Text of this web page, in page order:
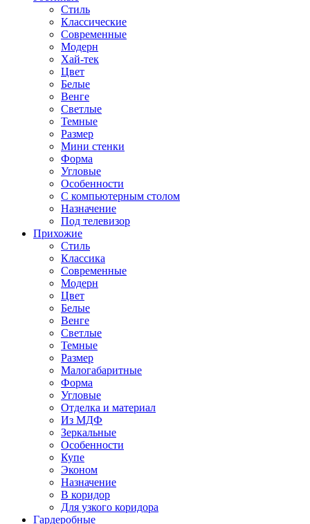
Стиль
Классические
Современные
Модерн
Хай-тек
Цвет
Белые
Венге
Светлые
Темные
Размер
Мини стенки
Форма
Угловые
Особенности
С компьютерным столом
Назначение
Под телевизор
Прихожие
Стиль
Классика
Современные
Модерн
Цвет
Белые
Венге
Светлые
Темные
Размер
Малогабаритные
Форма
Угловые
Отделка и материал
Из МДФ
Зеркальные
Особенности
Купе
Эконом
Назначение
В коридор
Для узкого коридора
Гардеробные